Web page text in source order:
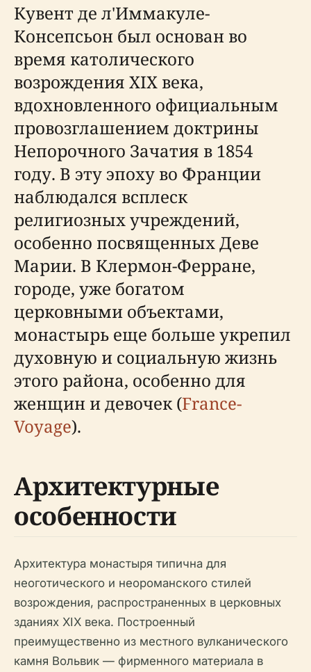
Кувент де л'Иммакуле-
Консепсьон был основан во
время католического
возрождения XIX века,
вдохновленного официальным
провозглашением доктрины
Непорочного Зачатия в 1854
году. В эту эпоху во Франции
наблюдался всплеск
религиозных учреждений,
особенно посвященных Деве
Марии. В Клермон-Ферране,
городе, уже богатом
церковными объектами,
монастырь еще больше укрепил
духовную и социальную жизнь
этого района, особенно для
женщин и девочек (France-
Voyage).
Архитектурные
особенности
Архитектура монастыря типична для
неоготического и неороманского стилей
возрождения, распространенных в церковных
зданиях XIX века. Построенный
преимущественно из местного вулканического
камня Вольвик — фирменного материала в